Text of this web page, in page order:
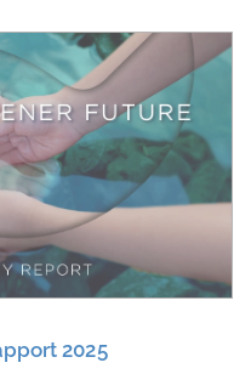
2025